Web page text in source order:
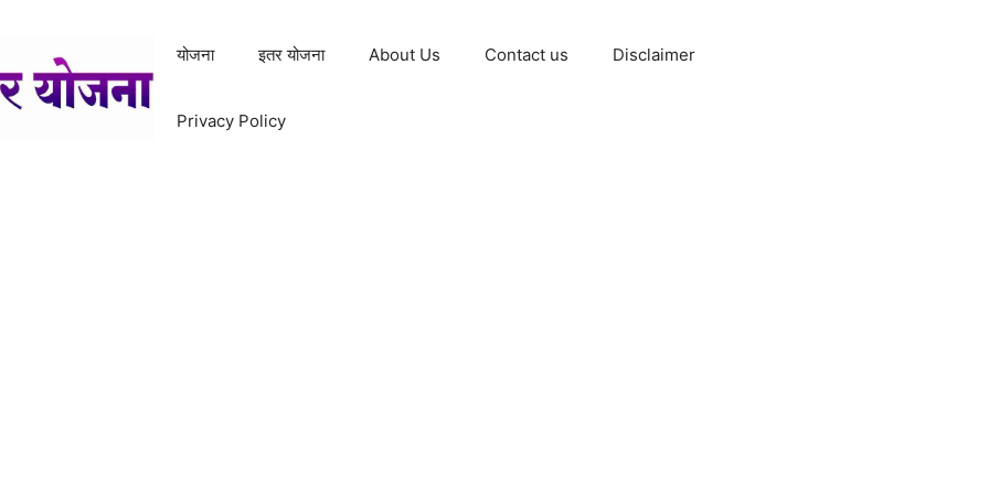
योजना इतर योजना About Us Contact us Disclaimer
Privacy Policy